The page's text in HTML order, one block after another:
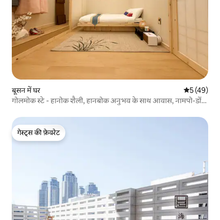
बूसन में घर औसत रेटिंग
5 (49)
गोलमोक स्टे - हानोक शैली, हानबोक अनुभव के साथ आवास, नामपो-डोंग,
गेस्ट्स की फ़ेवरेट
गेस्ट्स की फ़ेवरेट